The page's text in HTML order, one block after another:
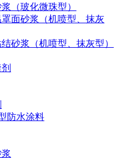
（玻化微珠型）
面砂浆（机喷型、抹灰
砂浆（机喷型、抹灰型）
防水涂料